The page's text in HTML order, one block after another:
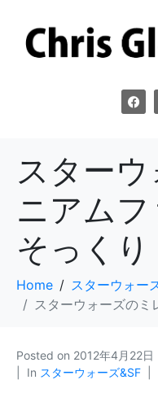
スター
ニアムフ
そっくり
Home
スターウォー
スターウォーズのミ
Posted on 2012年4月22日
In スターウォーズ&SF